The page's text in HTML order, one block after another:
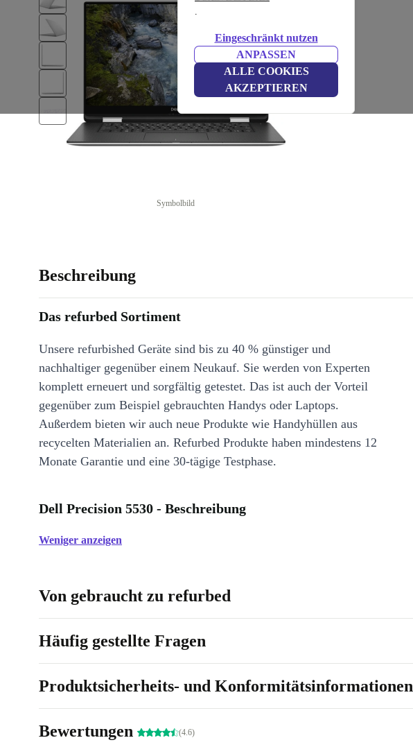
.
Eingeschränkt nutzen
ANPASSEN
ALLE COOKIES
AKZEPTIEREN
Symbolbild
Beschreibung
Das refurbed Sortiment
Unsere refurbished Geräte sind bis zu 40 % günstiger und
nachhaltiger gegenüber einem Neukauf. Sie werden von Experten
komplett erneuert und sorgfältig getestet. Das ist auch der Vorteil
gegenüber zum Beispiel gebrauchten Handys oder Laptops.
Außerdem bieten wir auch neue Produkte wie Handyhüllen aus
recycelten Materialien an. Refurbed Produkte haben mindestens 12
Monate Garantie und eine 30-tägige Testphase.
Dell Precision 5530 - Beschreibung
Weniger anzeigen
Von gebraucht zu refurbed
Häufig gestellte Fragen
Produktsicherheits- und Konformitätsinformationen
Bewertungen (4.6)